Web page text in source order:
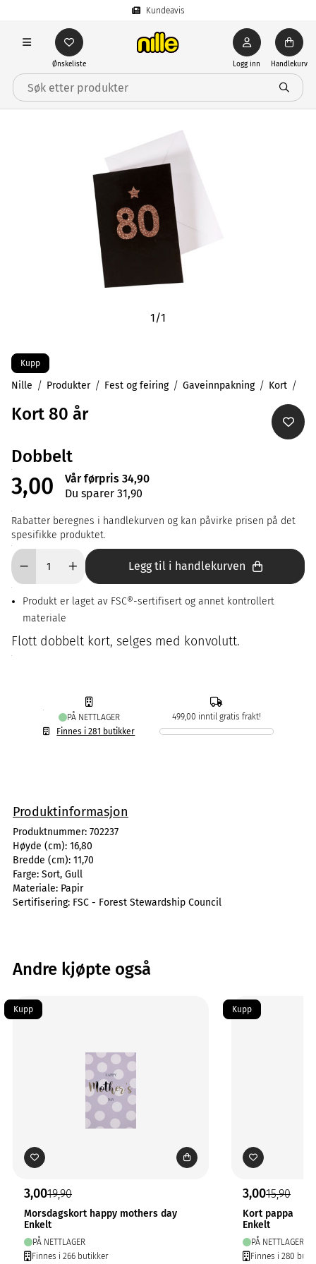
Kundeavis
Ønskeliste Logg inn Handlekurv
1/1
Kupp
Nille Produkter Fest og feiring Gaveinnpakning Kort
Kort 80 år
Dobbelt
3,00
Vår førpris 34,90
Du sparer 31,90
Rabatter beregnes i handlekurven og kan påvirke prisen på det
spesifikke produktet.
Legg til i handlekurven
Produkt er laget av FSC®-sertifisert og annet kontrollert
materiale
Flott dobbelt kort, selges med konvolutt.
PÅ NETTLAGER
Finnes i 281 butikker
499,00 inntil gratis frakt!
Produktinformasjon
Produktnummer: 702237
Høyde (cm): 16,80
Bredde (cm): 11,70
Farge: Sort, Gull
Materiale: Papir
Sertifisering: FSC - Forest Stewardship Council
Andre kjøpte også
Kupp
3,0019,90
Morsdagskort happy mothers day
Enkelt
PÅ NETTLAGER
Finnes i 266 butikker
Kupp
3,0015,90
Kort pappa
Enkelt
PÅ NETTLAGER
Finnes i 280